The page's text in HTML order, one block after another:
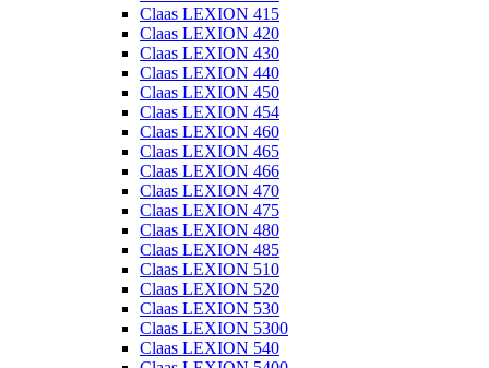
Claas LEXION 415
Claas LEXION 420
Claas LEXION 430
Claas LEXION 440
Claas LEXION 450
Claas LEXION 454
Claas LEXION 460
Claas LEXION 465
Claas LEXION 466
Claas LEXION 470
Claas LEXION 475
Claas LEXION 480
Claas LEXION 485
Claas LEXION 510
Claas LEXION 520
Claas LEXION 530
Claas LEXION 5300
Claas LEXION 540